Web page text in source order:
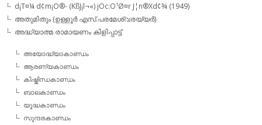
d¡T¤¼ d¢m¡O®- (KßJ¡l¬«) jOc:O¹Ø¤r J¦n®Xd¢¾ (1949)
അതുമിതും (ഉള്ളൂര്‍ എസ്.പരമേശ്വരയ്യര്‍)
അദ്ധ്യാത്മ രാമായണം കിളിപ്പാട്ട്‌
അയോദ്ധ്യാകാണ്ഡം
ആരണ്യകാണ്ഡം
കിഷ്കിന്ധകാണ്ഡം
ബാലകാണ്ഡം
യൂദ്ധകാണ്ഡം
സുന്ദരകാണ്ഡം